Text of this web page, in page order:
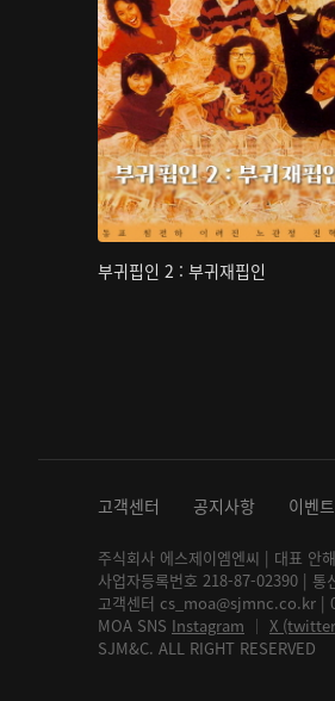
부귀핍인 2 : 부귀재핍인
고객센터 공지사항 이벤트
주식회사 에스제이엠엔씨 | 대표 안
사업자등록번호 218-87-02390 | 통
고객센터 cs_moa@sjmnc.co.kr |
MOA SNS Instagram │ X
SJM&C. ALL RIGHT RESERVED